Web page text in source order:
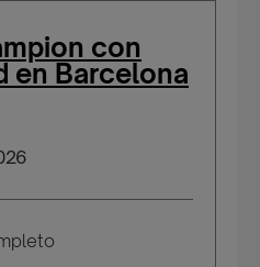
con
en Barcelona